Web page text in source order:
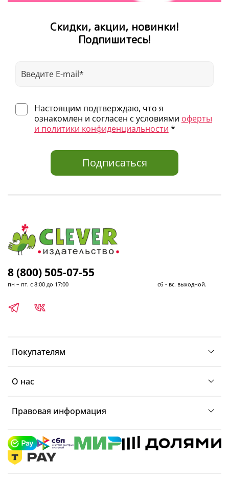
Скидки, акции, новинки!
Подпишитесь!
Настоящим подтверждаю, что я
ознакомлен и согласен с условиями оферты
и политики конфиденциальности *
Подписаться
Покупателям
О нас
Правовая информация
8 (800) 505-07-55
пн – пт. с 8:00 до 17:00 сб - вс. выходной.